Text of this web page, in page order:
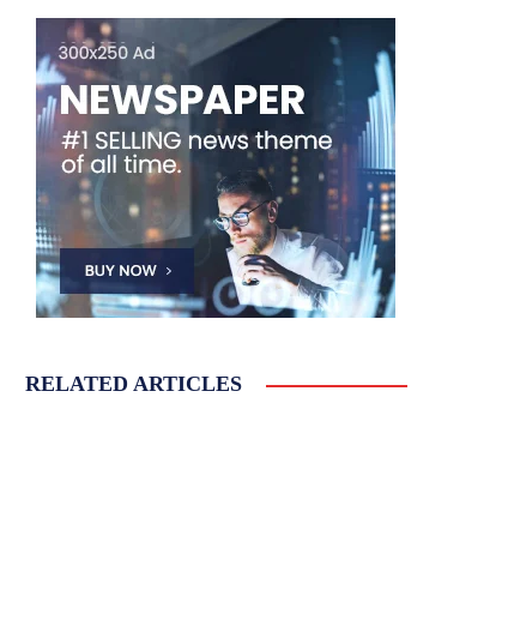
RELATED ARTICLES